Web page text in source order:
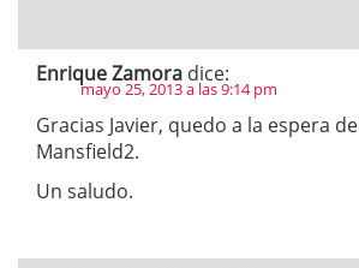
Enrique Zamora dice:
mayo 25, 2013 a las 9:14 pm
Gracias Javier, quedo a la espera
Mansfield2.
Un saludo.